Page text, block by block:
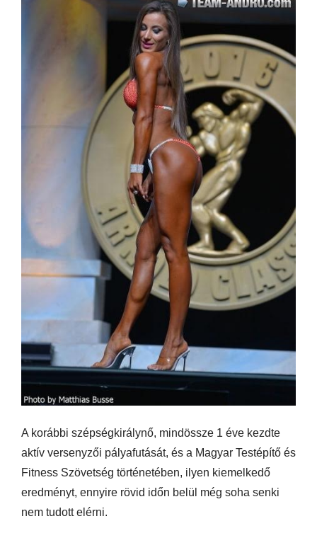
A korábbi szépségkirálynő, mindössze 1 éve kezdte
aktív versenyzői pályafutását, és a Magyar Testépítő és
Fitness Szövetség történetében, ilyen kiemelkedő
eredményt, ennyire rövid időn belül még soha senki
nem tudott elérni.